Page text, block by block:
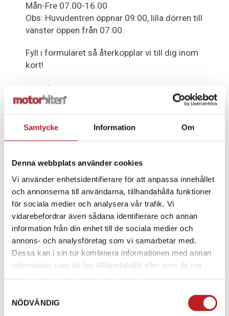
Samtycke Information Om
Denna webbplats använder cookies
Vi använder enhetsidentifierare för att anpassa innehållet
och annonserna till användarna, tillhandahålla funktioner
för sociala medier och analysera vår trafik. Vi
vidarebefordrar även sådana identifierare och annan
information från din enhet till de sociala medier och
annons- och analysföretag som vi samarbetar med.
Dessa kan i sin tur kombinera informationen med annan
information som du har tillhandahållit eller som de har
NÖDVÄNDIG
Mån-Fre 07.00-16.00
Obs: Huvudentren öppnar 09:00, lilla dörren till
vänster öppen från 07:00.
Fyll i formuläret så återkopplar vi till dig inom
kort!
påverkstad@motorbiten.com
VERKSTADSFÖRFRÅGAN
TELEFONNUMMER *
E-POSTADRESS *